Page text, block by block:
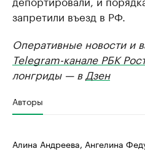
запретили въезд в РФ.
Оперативные новости и
Telegram-канале РБК
лонгриды — в Дзен
Авторы
Алина Андреева, Ангелина